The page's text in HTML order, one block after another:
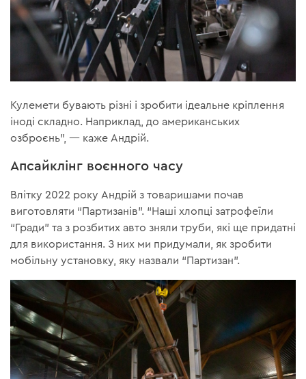
Кулемети бувають різні і зробити ідеальне кріплення
іноді складно. Наприклад, до американських
озброєнь”, — каже Андрій.
Апсайклінг воєнного часу
Влітку 2022 року Андрій з товаришами почав
виготовляти “Партизанів”. “Наші хлопці затрофеїли
“Гради” та з розбитих авто зняли труби, які ще придатні
для використання. З них ми придумали, як зробити
мобільну установку, яку назвали “Партизан”.